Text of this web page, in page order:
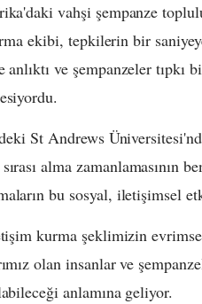
vahşi şempanze
ekibi, tepkilerin bir
anlıktı ve şempanzeler
St Andrews
alma zamanlamasının
bu sosyal, iletişimsel
kurma şeklimizin
olan insanlar ve
anlamına geliyor.